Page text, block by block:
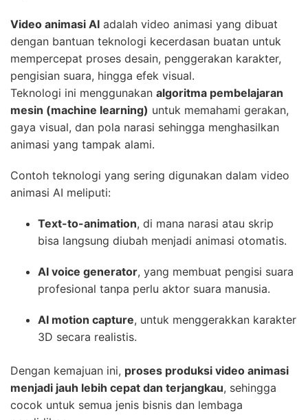
Video animasi AI adalah video animasi yang dibuat
dengan bantuan teknologi kecerdasan buatan untuk
mempercepat proses desain, penggerakan karakter,
pengisian suara, hingga efek visual.
Teknologi ini menggunakan algoritma pembelajaran
mesin (machine learning) untuk memahami gerakan,
gaya visual, dan pola narasi sehingga menghasilkan
animasi yang tampak alami.
Contoh teknologi yang sering digunakan dalam video
animasi AI meliputi:
Text-to-animation, di mana narasi atau skrip
bisa langsung diubah menjadi animasi otomatis.
AI voice generator, yang membuat pengisi suara
profesional tanpa perlu aktor suara manusia.
AI motion capture, untuk menggerakkan karakter
3D secara realistis.
Dengan kemajuan ini, proses produksi video animasi
menjadi jauh lebih cepat dan terjangkau, sehingga
cocok untuk semua jenis bisnis dan lembaga